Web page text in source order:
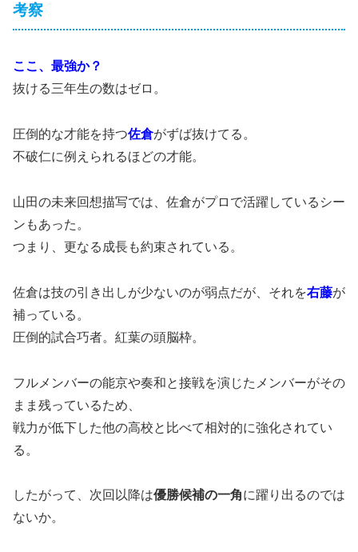
考察
ここ、最強か？
抜ける三年生の数はゼロ。
圧倒的な才能を持つ佐倉がずば抜けてる。
不破仁に例えられるほどの才能。
山田の未来回想描写では、佐倉がプロで活躍しているシー
ンもあった。
つまり、更なる成長も約束されている。
佐倉は技の引き出しが少ないのが弱点だが、それを右藤が
補っている。
圧倒的試合巧者。紅葉の頭脳枠。
フルメンバーの能京や奏和と接戦を演じたメンバーがその
まま残っているため、
戦力が低下した他の高校と比べて相対的に強化されてい
る。
したがって、次回以降は優勝候補の一角に躍り出るのでは
ないか。